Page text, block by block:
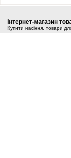
Інтернет-магазин
Купити насіння, товари